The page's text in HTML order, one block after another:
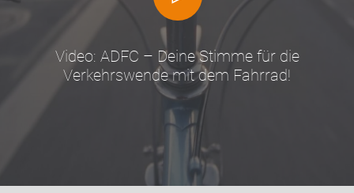
Video: ADFC – Deine Stimme für die
Verkehrswende mit dem Fahrrad!